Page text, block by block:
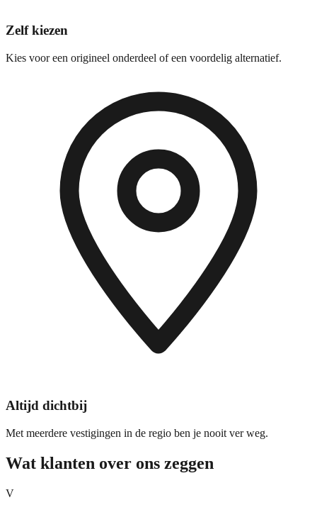
Zelf kiezen
Kies voor een origineel onderdeel of een voordelig alternatief.
Altijd dichtbij
Met meerdere vestigingen in de regio ben je nooit ver weg.
Wat klanten over ons zeggen
V